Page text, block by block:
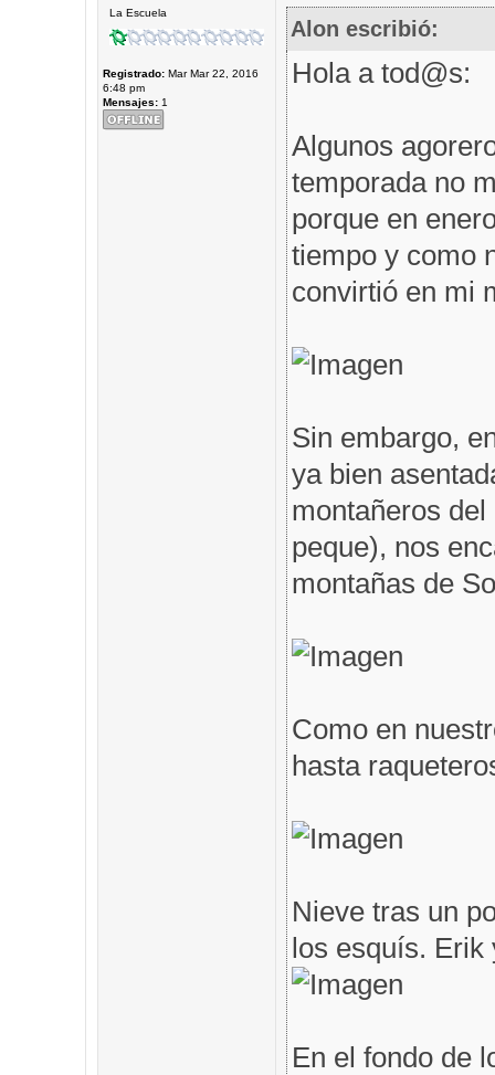
La Escuela
Registrado:Mar Mar 22, 2016
6:48 pm
Mensajes:1
Alon escribió:
Hola a tod@s:
Algunos
temporada no
porque en
tiempo y como
convirtió en mi
Sin embargo,
ya bien
montañeros
peque), nos
montañas de
Como en
hasta
Nieve tras un
los esquís. Erik
En el fondo de